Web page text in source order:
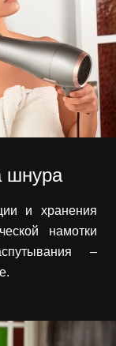
шнура
и хранения
намотки
–